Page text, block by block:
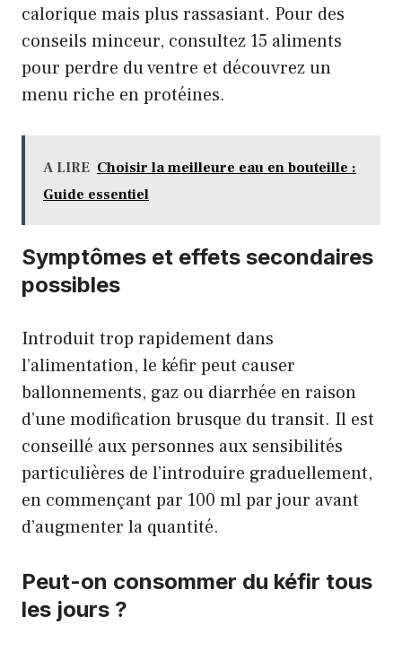
calorique mais plus rassasiant. Pour des
conseils minceur, consultez 15 aliments
pour perdre du ventre et découvrez un
menu riche en protéines.
A LIRE Choisir la meilleure eau en bouteille :
Guide essentiel
Symptômes et effets secondaires
possibles
Introduit trop rapidement dans
l’alimentation, le kéfir peut causer
ballonnements, gaz ou diarrhée en raison
d’une modification brusque du transit. Il est
conseillé aux personnes aux sensibilités
particulières de l’introduire graduellement,
en commençant par 100 ml par jour avant
d’augmenter la quantité.
Peut-on consommer du kéfir tous
les jours ?